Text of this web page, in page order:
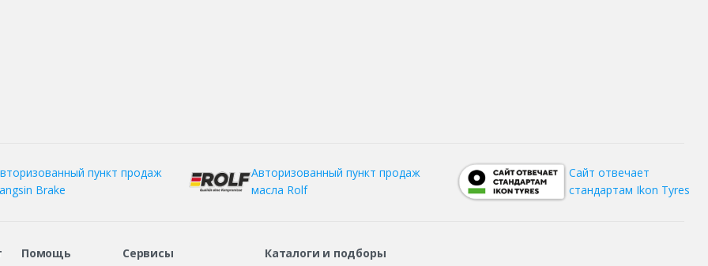
пункт продаж
Brake
Авторизованный пункт продаж
масла Rolf
Сайт отвечает
стандартам Ikon Tyres
Помощь
Сервисы
Каталоги и подборы